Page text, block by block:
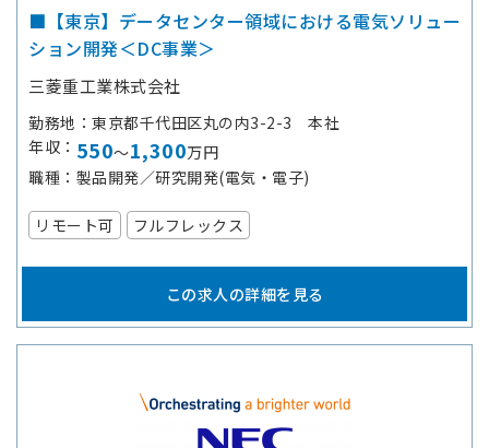
■【東京】データセンター領域における電気ソリュー
ション開発＜DC事業＞
三菱重工業株式会社
勤務地
東京都千代田区丸の内3-2-3 本社
年収
550～1,300万円
職種
製品開発／研究開発(電気・電子)
リモート可 フルフレックス
この求人の詳細を見る